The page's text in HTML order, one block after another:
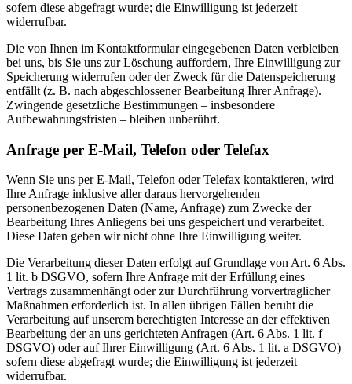
sofern diese abgefragt wurde; die Einwilligung ist jederzeit
widerrufbar.
Die von Ihnen im Kontaktformular eingegebenen Daten verbleiben
bei uns, bis Sie uns zur Löschung auffordern, Ihre Einwilligung zur
Speicherung widerrufen oder der Zweck für die Datenspeicherung
entfällt (z. B. nach abgeschlossener Bearbeitung Ihrer Anfrage).
Zwingende gesetzliche Bestimmungen – insbesondere
Aufbewahrungsfristen – bleiben unberührt.
Anfrage per E-Mail, Telefon oder Telefax
Wenn Sie uns per E-Mail, Telefon oder Telefax kontaktieren, wird
Ihre Anfrage inklusive aller daraus hervorgehenden
personenbezogenen Daten (Name, Anfrage) zum Zwecke der
Bearbeitung Ihres Anliegens bei uns gespeichert und verarbeitet.
Diese Daten geben wir nicht ohne Ihre Einwilligung weiter.
Die Verarbeitung dieser Daten erfolgt auf Grundlage von Art. 6 Abs.
1 lit. b DSGVO, sofern Ihre Anfrage mit der Erfüllung eines
Vertrags zusammenhängt oder zur Durchführung vorvertraglicher
Maßnahmen erforderlich ist. In allen übrigen Fällen beruht die
Verarbeitung auf unserem berechtigten Interesse an der effektiven
Bearbeitung der an uns gerichteten Anfragen (Art. 6 Abs. 1 lit. f
DSGVO) oder auf Ihrer Einwilligung (Art. 6 Abs. 1 lit. a DSGVO)
sofern diese abgefragt wurde; die Einwilligung ist jederzeit
widerrufbar.